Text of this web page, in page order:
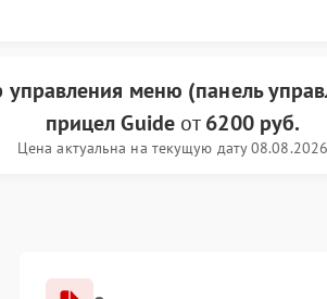
управления меню (панель
прицел Guideот6200 руб.
Цена актуальна на текущую дату 08.08.2026